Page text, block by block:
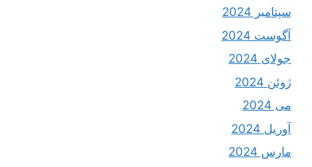
سپتامبر 2024
آگوست 2024
جولای 2024
ژوئن 2024
می 2024
آوریل 2024
مارس 2024